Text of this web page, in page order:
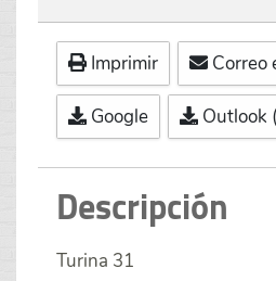
Imprimir Correo
Google Outlook
Descripción
Turina 31